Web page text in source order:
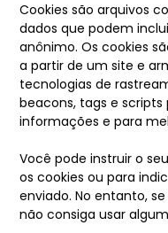
Cookies são arquivos
dados que podem
anônimo. Os cookies
a partir de um site e
tecnologias de
beacons, tags e
informações e para
Você pode instruir o
os cookies ou para
enviado. No entanto,
não consiga usar